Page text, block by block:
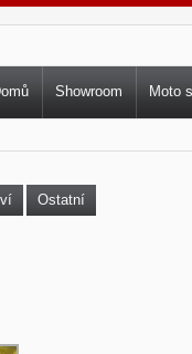
menu
Showroom Moto
Ostatní